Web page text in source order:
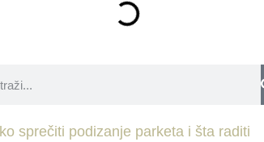
sprečiti podizanje parketa i šta raditi